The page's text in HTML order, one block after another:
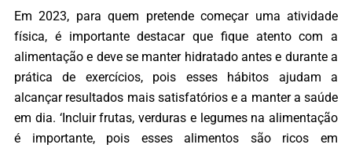
Em 2023, para quem pretende começar uma atividade
física, é importante destacar que fique atento com a
alimentação e deve se manter hidratado antes e durante a
prática de exercícios, pois esses hábitos ajudam a
alcançar resultados mais satisfatórios e a manter a saúde
em dia. ‘Incluir frutas, verduras e legumes na alimentação
é importante, pois esses alimentos são ricos em